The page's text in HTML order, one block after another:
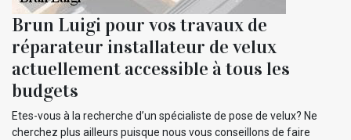
Brun Luigi pour vos travaux de
réparateur installateur de velux
actuellement accessible à tous les
budgets
Etes-vous à la recherche d’un spécialiste de pose de velux? Ne
cherchez plus ailleurs puisque nous vous conseillons de faire